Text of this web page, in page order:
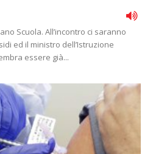
Scuola. All’incontro ci saranno
ed il ministro dell’Istruzione
essere già...